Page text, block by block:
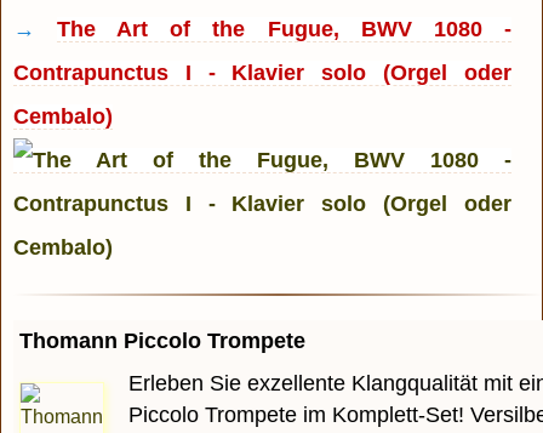
→The Art of the Fugue, BWV 1080 -
Contrapunctus I - Klavier solo (Orgel oder
Cembalo)
Thomann Piccolo Trompete
Erleben Sie exzellente Klangqualität mit
Piccolo Trompete im Komplett-Set!